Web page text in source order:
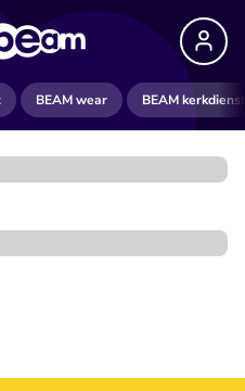
BEAM wear BEAM kerkdienst